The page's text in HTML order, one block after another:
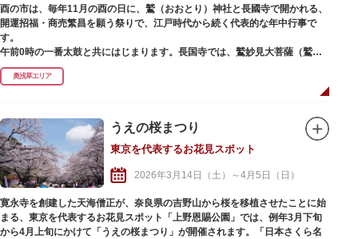
酉の市は、毎年11月の酉の日に、鷲（おおとり）神社と長國寺で開かれる、
開運招福・商売繁昌を願う祭りで、江戸時代から続く代表的な年中行事で
す。
午前0時の一番太鼓と共にはじまります。長国寺では、鷲妙見大菩薩（鷲大
明神・おとりさま）を安置する厨子の扉が開かれ、住職が宝剣を振り本堂内
を浄め、白装束の僧侶たち（祈祷師）が参詣者全員の開運招福と無病息災を
祈祷、熊手商の「イョ！お手を拝借」の音頭で、参詣者全員で開運手締め、
境内は熊手、八ツ頭芋、お多福の面などの縁起物を扱う店舗や露店が立ち並
びます。運を開いて福を呼び込む熊手御守は、「かっこめ」「はっこめ」と
よばれる神様の御分霊で、開運・商売繁昌のお守りとして主に商売をする人
たちが買い求めていましたが、最近では、恋愛成就や家内安全、健康などの
願いが叶う熊手もあり、若い人たちも楽しめる市として、さらに賑わいを見
せています。
奥浅草エリア
うえの桜まつり
東京を代表するお花見スポット
2026年3月14日（土）～4月5日（日）
寛永寺を創建した天海僧正が、奈良県の吉野山から桜を移植させたことに始
まる、東京を代表するお花見スポット「上野恩賜公園」では、例年3月下旬
から4月上旬にかけて「うえの桜まつり」が開催されます。「日本さくら名